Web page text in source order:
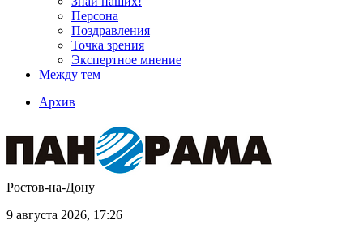
Персона
Поздравления
Точка зрения
Экспертное мнение
Между тем
Архив
Ростов-на-Дону
9 августа 2026, 17:26